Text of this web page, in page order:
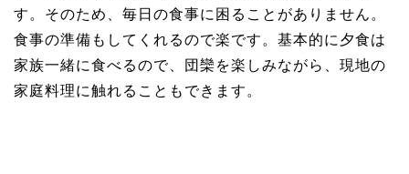
す。そのため、毎日の食事に困ることがありません。
食事の準備もしてくれるので楽です。基本的に夕食は
家族一緒に食べるので、団欒を楽しみながら、現地の
家庭料理に触れることもできます。